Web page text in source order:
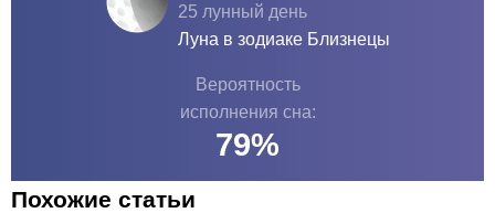
25 лунный день
Луна в зодиаке Близнецы
Вероятность
исполнения сна:
79%
Похожие статьи